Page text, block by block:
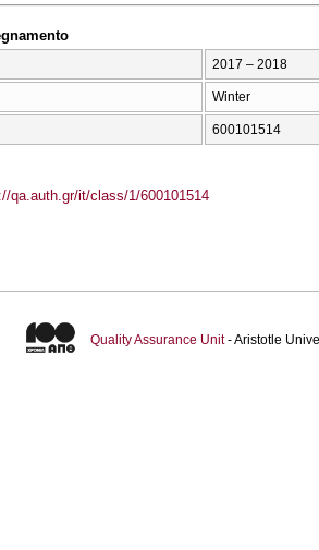
2017 – 2018
Winter
600101514
qa.auth.gr/it/class/1/600101514
Quality Assurance Unit- Aristotle